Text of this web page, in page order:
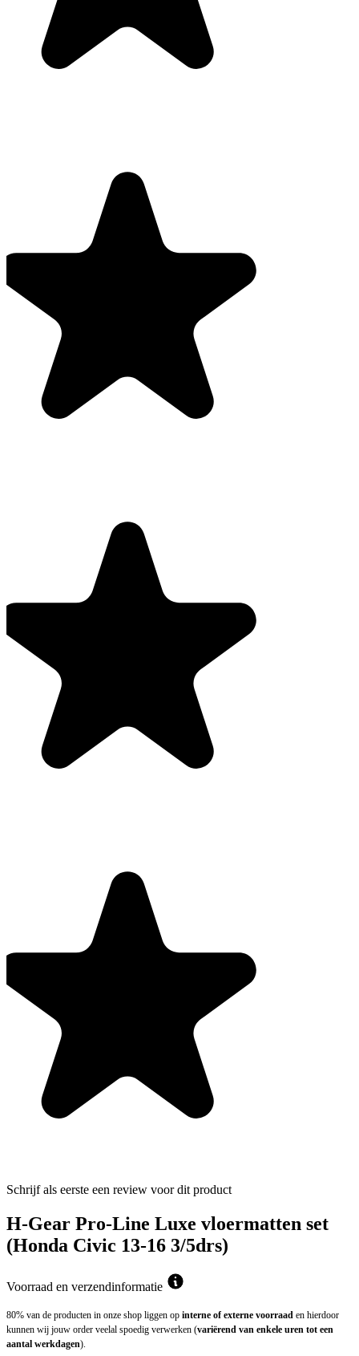
Schrijf als eerste een review voor dit product
H-Gear Pro-Line Luxe vloermatten set
(Honda Civic 13-16 3/5drs)
Voorraad en verzendinformatie
80% van de producten in onze shop liggen op interne of externe voorraad en hierdoor
kunnen wij jouw order veelal spoedig verwerken (variërend van enkele uren tot een
aantal werkdagen).